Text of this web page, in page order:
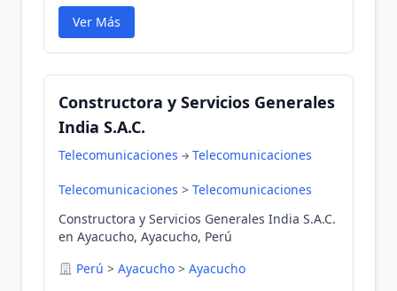
Ver Más
Constructora y Servicios Generales
India S.A.C.
Telecomunicaciones Telecomunicaciones
Telecomunicaciones > Telecomunicaciones
Constructora y Servicios Generales India S.A.C.
en Ayacucho, Ayacucho, Perú
Perú > Ayacucho > Ayacucho